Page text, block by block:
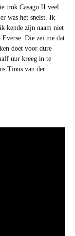
trok Casago II veel
was het snelst. Ik
kende zijn naam niet
Everse. Die zei me dat
doet voor dure
uur kreeg in te
Tinus van der